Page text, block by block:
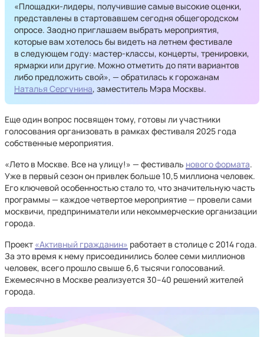
«Площадки-лидеры, получившие самые высокие оценки,
представлены в стартовавшем сегодня общегородском
опросе. Заодно приглашаем выбрать мероприятия,
которые вам хотелось бы видеть на летнем фестивале
в следующем году: мастер-классы, концерты, тренировки,
ярмарки или другие. Можно отметить до пяти вариантов
либо предложить свой», — обратилась к горожанам
Наталья Сергунина, заместитель Мэра Москвы.
Еще один вопрос посвящен тому, готовы ли участники
голосования организовать в рамках фестиваля 2025 года
собственные мероприятия.
«Лето в Москве. Все на улицу!» — фестиваль нового формата.
Уже в первый сезон он привлек больше 10,5 миллиона человек.
Его ключевой особенностью стало то, что значительную часть
программы — каждое четвертое мероприятие — провели сами
москвичи, предприниматели или некоммерческие организации
города.
Проект «Активный гражданин» работает в столице с 2014 года.
За это время к нему присоединились более семи миллионов
человек, всего прошло свыше 6,6 тысячи голосований.
Ежемесячно в Москве реализуется 30–40 решений жителей
города.